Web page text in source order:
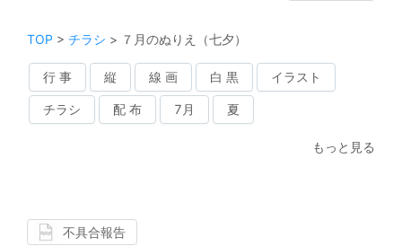
TOP > チラシ > ７月のぬりえ（七夕）
行 事 縦 線 画 白 黒 イラスト
チラシ 配 布 7月 夏
もっと見る
不具合報告